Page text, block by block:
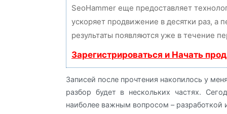
SeoHammer еще предоставляет
ускоряет продвижение в десятки раз, а
результаты появляются уже в течение
Зарегистрироваться и Начать
Записей после прочтения накопилось у
разбор будет в нескольких частях.
наиболее важным вопросом – разработкой